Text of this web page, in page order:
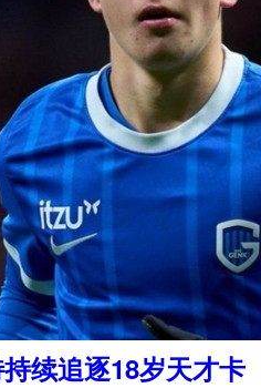
续追逐18岁天才卡